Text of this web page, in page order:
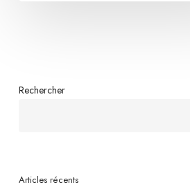
Rechercher
Articles récents